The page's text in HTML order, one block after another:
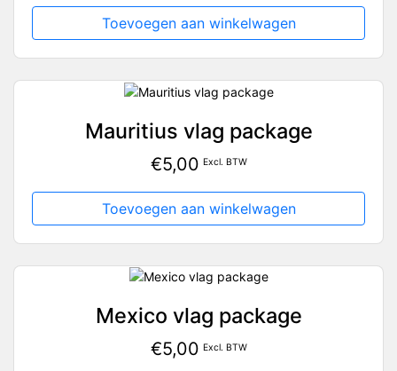
Toevoegen aan winkelwagen
Mauritius vlag package
€5,00 Excl. BTW
Toevoegen aan winkelwagen
Mexico vlag package
€5,00 Excl. BTW